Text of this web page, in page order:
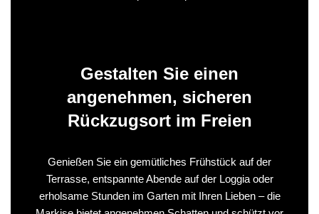
Gestalten Sie einen
angenehmen, sicheren
Rückzugsort im Freien
Genießen Sie ein gemütliches Frühstück auf der
Terrasse, entspannte Abende auf der Loggia oder
erholsame Stunden im Garten mit Ihren Lieben – die